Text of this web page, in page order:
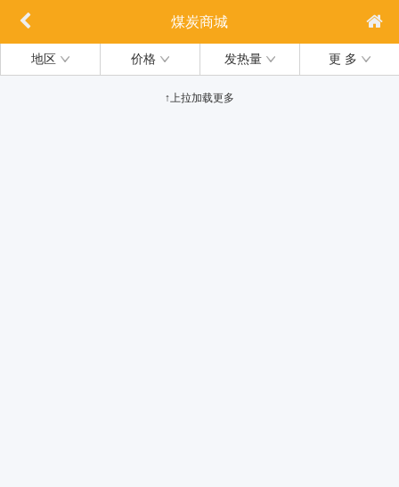
煤炭商城
地区 价格 发热量 更 多
↑上拉加载更多